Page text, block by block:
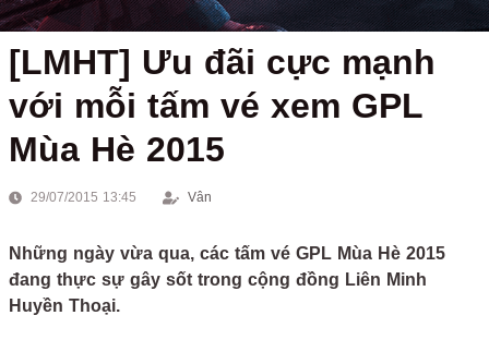
[LMHT] Ưu đãi cực mạnh
với mỗi tấm vé xem GPL
Mùa Hè 2015
29/07/2015 13:45 Vân
Những ngày vừa qua, các tấm vé GPL Mùa Hè 2015
đang thực sự gây sốt trong cộng đồng Liên Minh
Huyền Thoại.